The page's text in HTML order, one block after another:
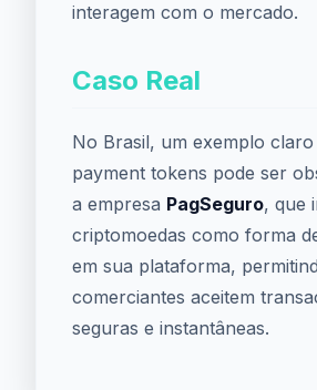
interagem com o mercado.
Caso Real
No Brasil, um exemplo
payment tokens pode ser
a empresa PagSeguro, que
criptomoedas como forma
em sua plataforma,
comerciantes aceitem
seguras e instantâneas.